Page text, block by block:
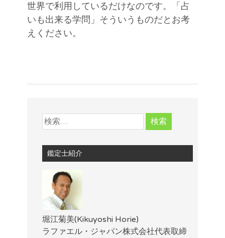
世界で利用しているだけなのです。「占
いも出来る学問」そういうものだとお考
えください。
鑑定士紹介
堀江菊美(Kikuyoshi Horie)
ラファエル・ジャパン株式会社代表取締